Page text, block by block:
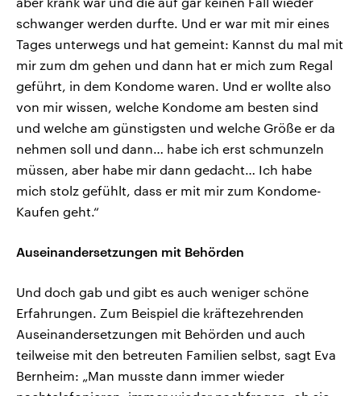
schwanger werden durfte. Und er war mit mir eines
Tages unterwegs und hat gemeint: Kannst du mal mit
mir zum dm gehen und dann hat er mich zum Regal
geführt, in dem Kondome waren. Und er wollte also
von mir wissen, welche Kondome am besten sind
und welche am günstigsten und welche Größe er da
nehmen soll und dann… habe ich erst schmunzeln
müssen, aber habe mir dann gedacht… Ich habe
mich stolz gefühlt, dass er mit mir zum Kondome-
Kaufen geht.“
Auseinandersetzungen mit Behörden
Und doch gab und gibt es auch weniger schöne
Erfahrungen. Zum Beispiel die kräftezehrenden
Auseinandersetzungen mit Behörden und auch
teilweise mit den betreuten Familien selbst, sagt Eva
Bernheim: „Man musste dann immer wieder